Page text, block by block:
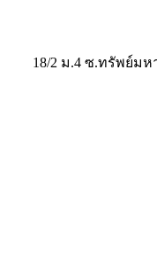
18/2 ม.4 ซ.ทรัพย์ม